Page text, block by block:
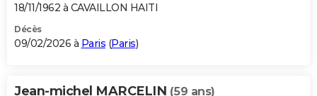
18/11/1962 à CAVAILLON HAITI
Décès
09/02/2026 à Paris (Paris)
Jean-michel MARCELIN (59 ans)